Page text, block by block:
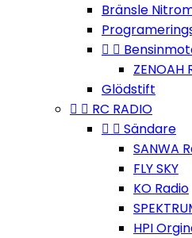
Bränsle
 
ZENOAH
Glödstift
  RC RADIO
  Sändare
SANWA
FLY SKY
KO Radio
HPI